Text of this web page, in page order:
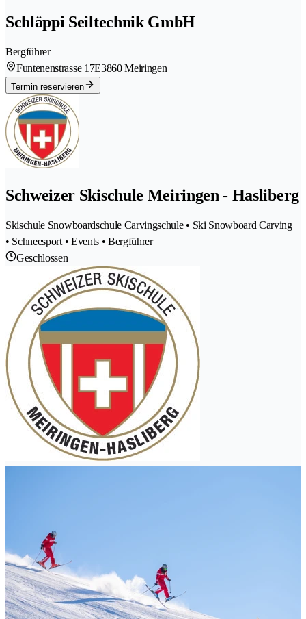
Schläppi Seiltechnik GmbH
Bergführer
Funtenenstrasse 17E3860 Meiringen
Termin reservieren
Schweizer Skischule Meiringen - Hasliberg
Skischule Snowboardschule Carvingschule • Ski Snowboard Carving
• Schneesport • Events • Bergführer
Geschlossen